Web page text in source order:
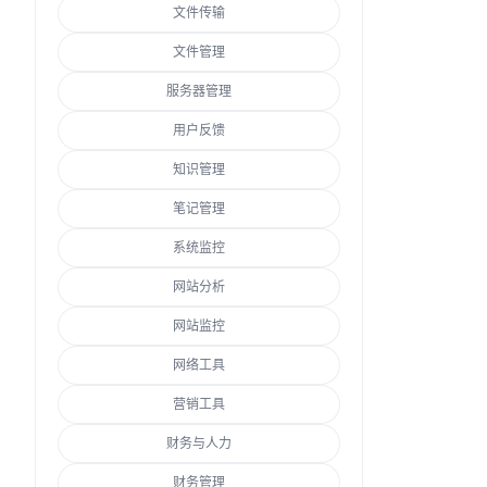
文件传输
文件管理
服务器管理
用户反馈
知识管理
笔记管理
系统监控
网站分析
网站监控
网络工具
营销工具
财务与人力
财务管理